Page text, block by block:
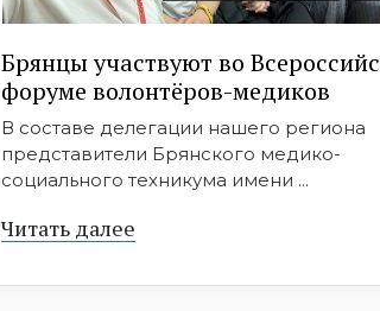
Брянцы участвуют во
форуме волонтёров-медиков
В составе делегации нашего региона
представители Брянского медико-
социального техникума имени ...
Читать далее